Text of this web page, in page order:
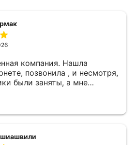
компания. Нашла
позвонила , и несмотря,
были заняты, а мне
помогли. Был
потрясающий парень, все